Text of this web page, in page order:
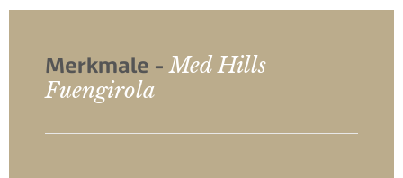
Merkmale -Med Hills
Fuengirola